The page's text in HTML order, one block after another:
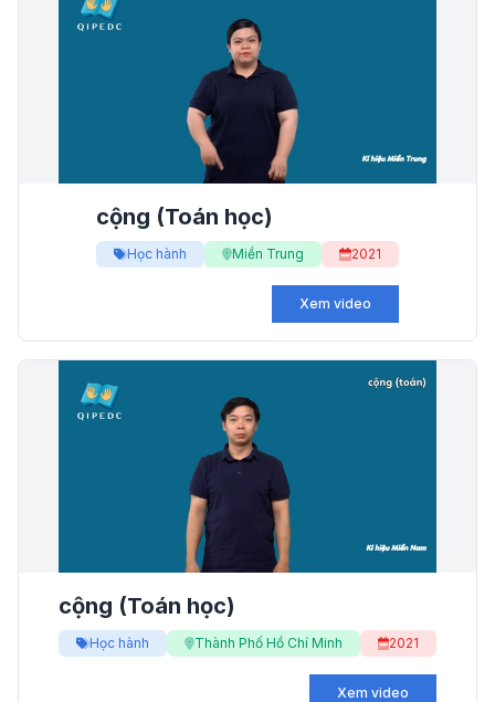
cộng (Toán học)
Học hành Miền Trung 2021
Xem video
cộng (Toán học)
Học hành Thành Phố Hồ Chí Minh 2021
Xem video